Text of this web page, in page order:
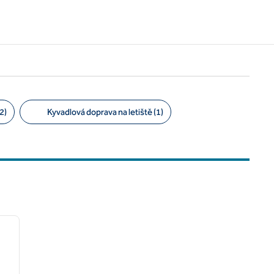
Kyvadlová doprava na letiště (1)
další obrázek